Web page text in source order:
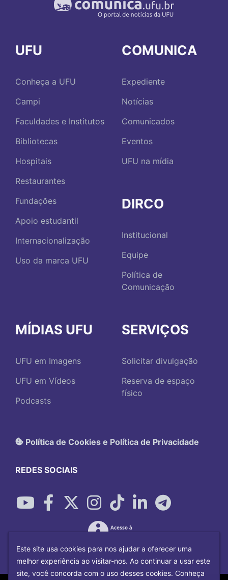
UFU
Conheça a UFU
Campi
Faculdades e Institutos
Bibliotecas
Hospitais
Restaurantes
Fundações
Apoio estudantil
Internacionalização
Uso da marca UFU
COMUNICA
Expediente
Notícias
Comunicados
Eventos
UFU na mídia
DIRCO
Institucional
Equipe
Política de
Comunicação
MÍDIAS UFU
UFU em Imagens
UFU em Vídeos
Podcasts
SERVIÇOS
Solicitar divulgação
Reserva de espaço
físico
Política de Cookies e Política de Privacidade
REDES SOCIAIS
Este site usa cookies para nos ajudar a oferecer uma
melhor experiência ao visitar-nos. Ao continuar a usar este
site, você concorda com o uso desses cookies. Conheça